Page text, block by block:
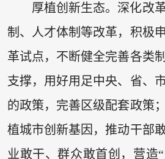
厚植创新生态。深化改
制、人才体制等改革，积极
革试点，不断健全完善各类
支撑，用好用足中央、省、
的政策，完善区级配套政策
植城市创新基因，推动干部
业敢干、群众敢首创，营造